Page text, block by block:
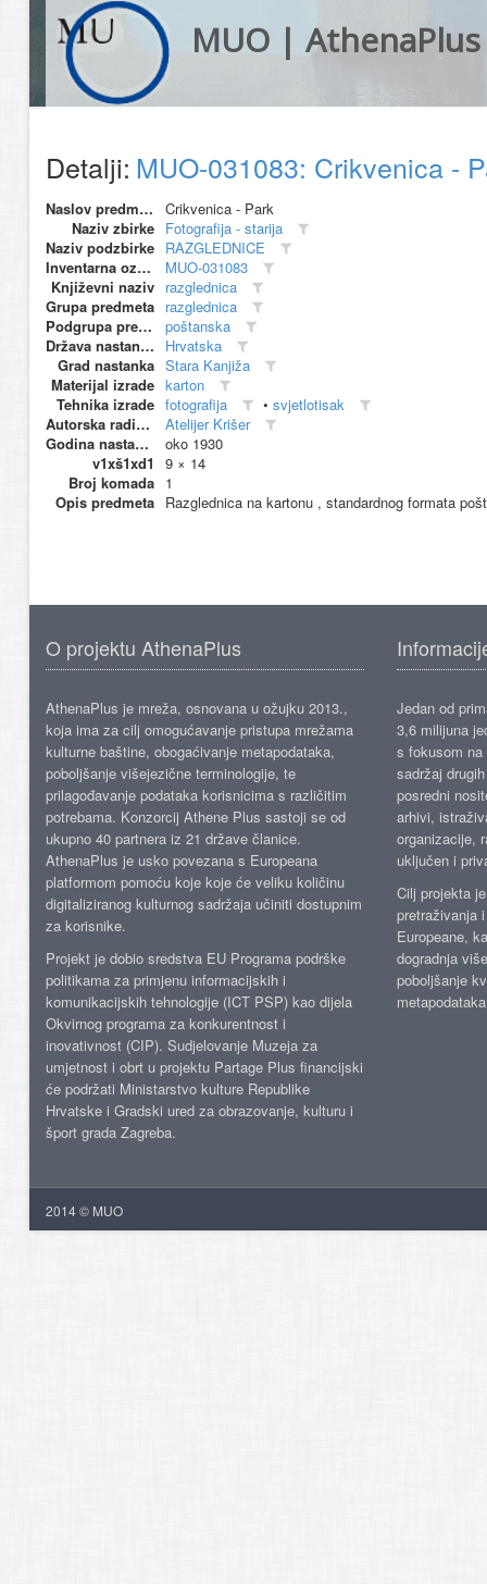
MUO | AthenaPlus
Detalji: MUO-031083: Crikvenica -
Naslov predmeta
Crikvenica - Park
Naziv zbirke Fotografija - starija
Naziv podzbirke RAZGLEDNICE
Inventarna oznaka
MUO-031083
Književni naziv razglednica
Grupa predmeta razglednica
Podgrupa predmeta
poštanska
Država nastanka
Hrvatska
Grad nastanka Stara Kanjiža
Materijal izrade karton
Tehnika izrade fotografija • svjetlotisak
Autorska radionica (proizvođač)
Atelijer Krišer
Godina nastanka
oko 1930
v1xš1xd1
9 × 14
Broj komada 1
Opis predmeta Razglednica na kartonu , standardnog formata
O projektu AthenaPlus
AthenaPlus je mreža, osnovana u ožujku 2013.,
koja ima za cilj omogućavanje pristupa mrežama
kulturne baštine, obogaćivanje metapodataka,
poboljšanje višejezične terminologije, te
prilagođavanje podataka korisnicima s različitim
potrebama. Konzorcij Athene Plus sastoji se od
ukupno 40 partnera iz 21 države članice.
AthenaPlus je usko povezana s Europeana
platformom pomoću koje koje će veliku količinu
digitaliziranog kulturnog sadržaja učiniti dostupnim
za korisnike.
Projekt je dobio sredstva EU Programa podrške
politikama za primjenu informacijskih i
komunikacijskih tehnologije (ICT PSP) kao dijela
Okvirnog programa za konkurentnost i
inovativnost (CIP). Sudjelovanje Muzeja za
umjetnost i obrt u projektu Partage Plus financijski
će podržati Ministarstvo kulture Republike
Hrvatske i Gradski ured za obrazovanje, kulturu i
šport grada Zagreba.
Jedan od
3,6 milijuna
s fokusom
sadržaj
posredni
arhivi,
organizacije,
uključen i
Cilj projekta
pretraživanja
Europeane,
dogradnja
poboljšanje
2014 © MUO